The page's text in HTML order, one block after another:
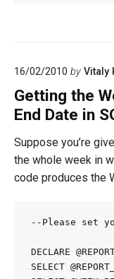
16/02/2010 by Vitaly
Getting the
End Date in
Suppose you’re
the whole week in
code produces the
--Please set
DECLARE
SELECT